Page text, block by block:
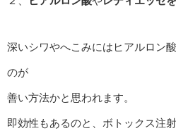
深いシワやへこみにはヒアルロン
のが
善い方法かと思われます。
即効性もあるのと、ボトックス注